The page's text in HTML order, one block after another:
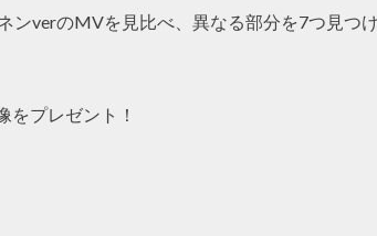
ンverのMVを見比べ、異なる部分を7つ見つけ
をプレゼント！